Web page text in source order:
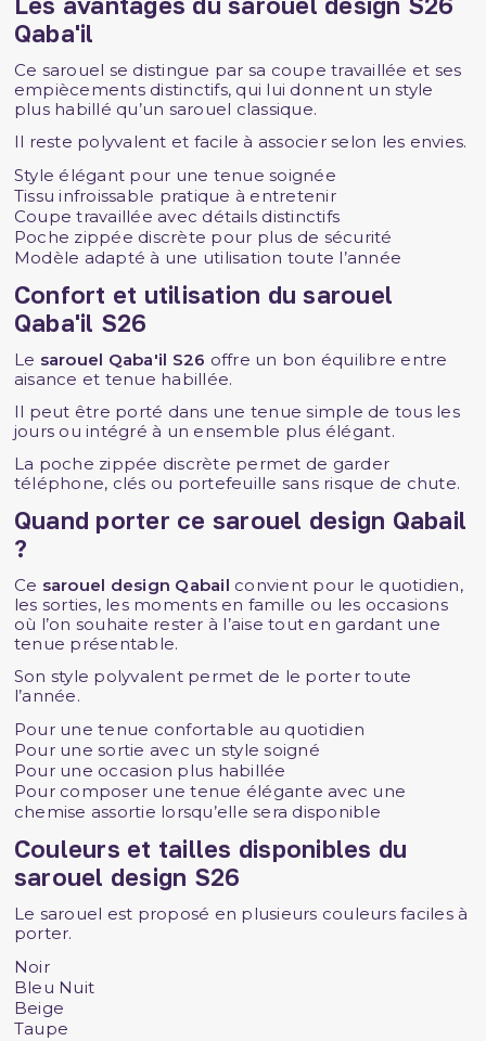
Qaba'il
Ce sarouel se distingue par sa coupe travaillée et ses
empiècements distinctifs, qui lui donnent un style
plus habillé qu’un sarouel classique.
Il reste polyvalent et facile à associer selon les envies.
Style élégant pour une tenue soignée
Tissu infroissable pratique à entretenir
Coupe travaillée avec détails distinctifs
Poche zippée discrète pour plus de sécurité
Modèle adapté à une utilisation toute l’année
Confort et utilisation du sarouel
Qaba'il S26
Le sarouel Qaba'il S26 offre un bon équilibre entre
aisance et tenue habillée.
Il peut être porté dans une tenue simple de tous les
jours ou intégré à un ensemble plus élégant.
La poche zippée discrète permet de garder
téléphone, clés ou portefeuille sans risque de chute.
Quand porter ce sarouel design Qabail
?
Ce sarouel design Qabail convient pour le quotidien,
les sorties, les moments en famille ou les occasions
où l’on souhaite rester à l’aise tout en gardant une
tenue présentable.
Son style polyvalent permet de le porter toute
l’année.
Pour une tenue confortable au quotidien
Pour une sortie avec un style soigné
Pour une occasion plus habillée
Pour composer une tenue élégante avec une
chemise assortie lorsqu’elle sera disponible
Couleurs et tailles disponibles du
sarouel design S26
Le sarouel est proposé en plusieurs couleurs faciles à
porter.
Noir
Bleu Nuit
Beige
Taupe